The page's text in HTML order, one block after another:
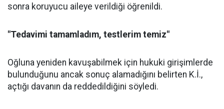
sonra koruyucu aileye verildiği öğrenildi.
"Tedavimi tamamladım, testlerim temiz"
Oğluna yeniden kavuşabilmek için hukuki girişimlerde
bulunduğunu ancak sonuç alamadığını belirten K.İ.,
açtığı davanın da reddedildiğini söyledi.